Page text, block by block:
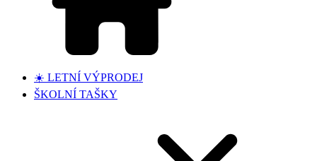
☀️ LETNÍ VÝPRODEJ
ŠKOLNÍ TAŠKY